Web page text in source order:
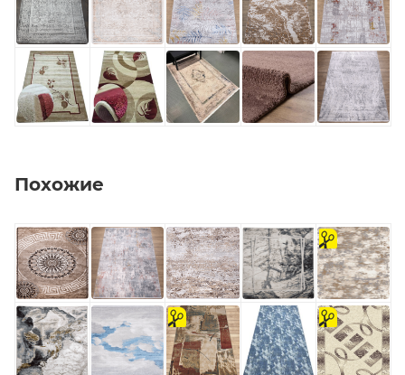
Похожие
на
отрез
на
отрез
на
отрез